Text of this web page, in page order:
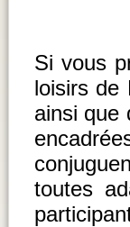
Si vous
loisirs de
ainsi que
toutes